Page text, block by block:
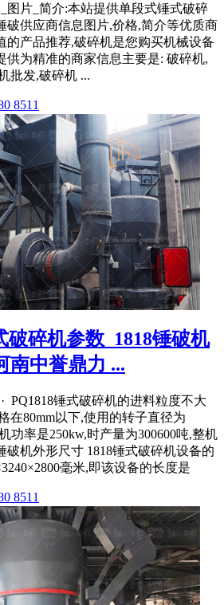
图片_简介:本站提供单段式锤式破碎
破供应商信息图片,价格,简介等优质商
的产品推荐,破碎机是您购买机械设备
供为精准的商家信息主要是: 破碎机,
批发,破碎机 ...
8511
破碎机参数_1818锤破机
南中誉鼎力 ...
PQ1818锤式破碎机的进料粒度不大
在80mm以下,使用的转子直径为
功率是250kw,时产量为300600吨,整机
破机外形尺寸 1818锤式破碎机设备的
毫米,即该设备的长度是
8511